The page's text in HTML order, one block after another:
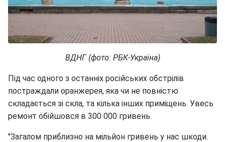
ВДНГ (фото: РБК-Україна)
Під час одного з останніх російських обстрілів
постраждали оранжерея, яка чи не повністю
складається зі скла, та кілька інших приміщень. Увесь
ремонт обійшовся в 300 000 гривень.
"Загалом приблизно на мільйон гривень у нас шкоди.